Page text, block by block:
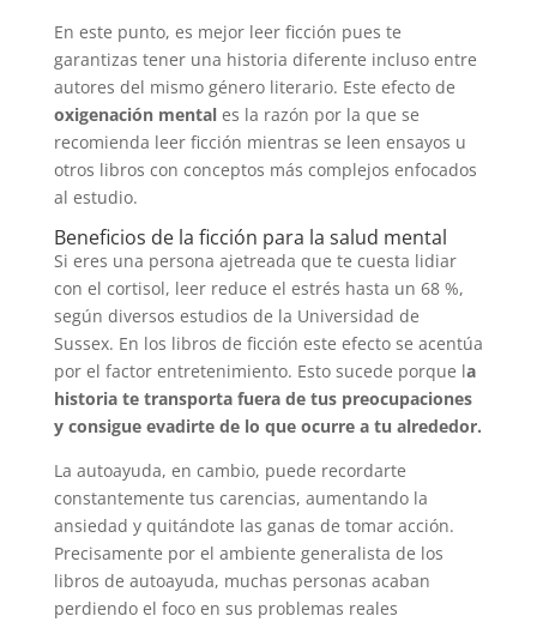
En este punto, es mejor leer ficción pues te
garantizas tener una historia diferente incluso entre
autores del mismo género literario. Este efecto de
oxigenación mentales la razón por la que se
recomienda leer ficción mientras se leen ensayos u
otros libros con conceptos más complejos enfocados
al estudio.
Beneficios de la ficción para la salud mental
Si eres una persona ajetreada que te cuesta lidiar
con el cortisol, leer reduce el estrés hasta un 68 %,
según diversos estudios de la Universidad de
Sussex. En los libros de ficción este efecto se acentúa
por el factor entretenimiento. Esto sucede porque la
historia te transporta fuera de tus preocupaciones
y consigue evadirte de lo que ocurre a tu alrededor.
La autoayuda, en cambio, puede recordarte
constantemente tus carencias, aumentando la
ansiedad y quitándote las ganas de tomar acción.
Precisamente por el ambiente generalista de los
libros de autoayuda, muchas personas acaban
perdiendo el foco en sus problemas reales